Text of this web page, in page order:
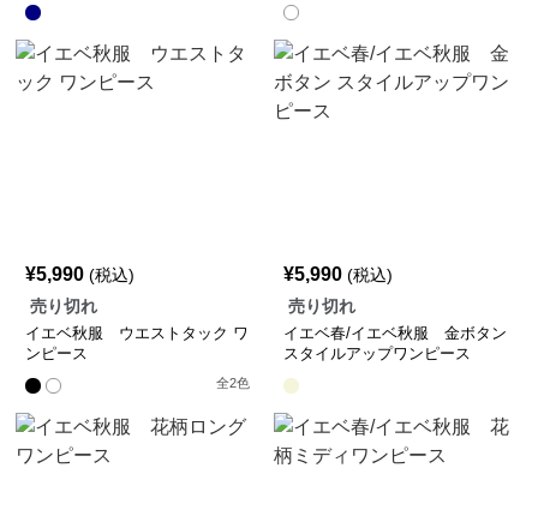
¥5,990 (税込)
売り切れ
イエベ秋服 ウエストタック ワ
ンピース
全2色
¥5,990 (税込)
売り切れ
イエベ春/イエベ秋服 金ボタン
スタイルアップワンピース